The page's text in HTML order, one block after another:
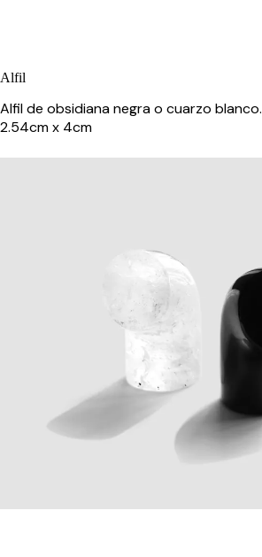
Alfil
Alfil de obsidiana negra o cuarzo blanco.
2.54cm x 4cm